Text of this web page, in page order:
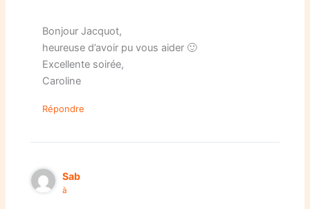
Bonjour Jacquot,
heureuse d’avoir pu vous aider 🙂
Excellente soirée,
Caroline
Répondre
Sab
à